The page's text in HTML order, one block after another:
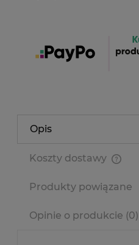
Opis
Koszty dostawy
Produkty powiązane
Opinie o produkcie (0)